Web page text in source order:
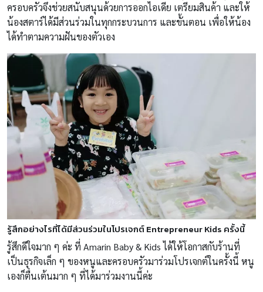
ครอบครัวจึงช่วยสนับสนุนด้วยการออกไอเดีย เตรียมสินค้า และให้
น้องสตาร์ได้มีส่วนร่วมในทุกกระบวนการ และขั้นตอน เพื่อให้น้อง
ได้ทำตามความฝันของตัวเอง
รู้สึกอย่างไรที่ได้มีส่วนร่วมในโปรเจกต์ Entrepreneur Kids ครั้งนี้
รู้สึกดีใจมาก ๆ ค่ะ ที่ Amarin Baby & Kidsได้ให้โอกาสกับร้านที่
เป็นธุรกิจเล็ก ๆ ของหนูและครอบครัวมาร่วมโปรเจกต์ในครั้งนี้ หนู
เองก็ตื่นเต้นมาก ๆ ที่ได้มาร่วมงานนี้ค่ะ